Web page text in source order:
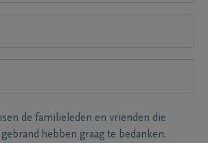
de familieleden en vrienden die
hebben graag te bedanken.